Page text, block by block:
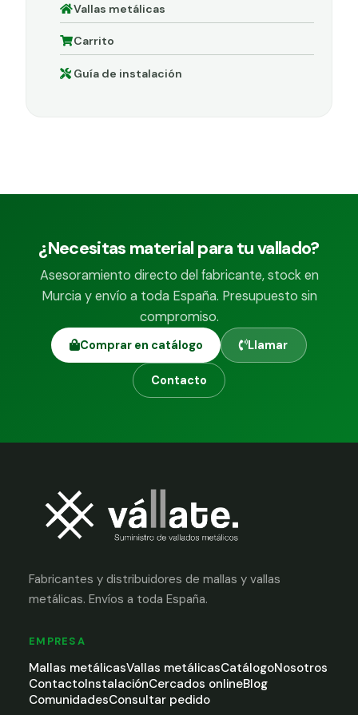
Vallas metálicas
Carrito
Guía de instalación
¿Necesitas material para tu vallado?
Asesoramiento directo del fabricante, stock en
Murcia y envío a toda España. Presupuesto sin
compromiso.
Comprar en catálogo Llamar
Contacto
Fabricantes y distribuidores de mallas y vallas
metálicas. Envíos a toda España.
EMPRESA
Mallas metálicasVallas metálicasCatálogoNosotros
ContactoInstalaciónCercados onlineBlog
ComunidadesConsultar pedido